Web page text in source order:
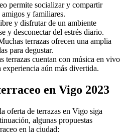
permite socializar y compartir
amigos y familiares.
y disfrutar de un ambiente
y desconectar del estrés diario.
terrazas ofrecen una amplia
para degustar.
terrazas cuentan con música en vivo
aún más divertida.
en Vigo 2023
oferta de terrazas en Vigo siga
algunas propuestas
en la ciudad: